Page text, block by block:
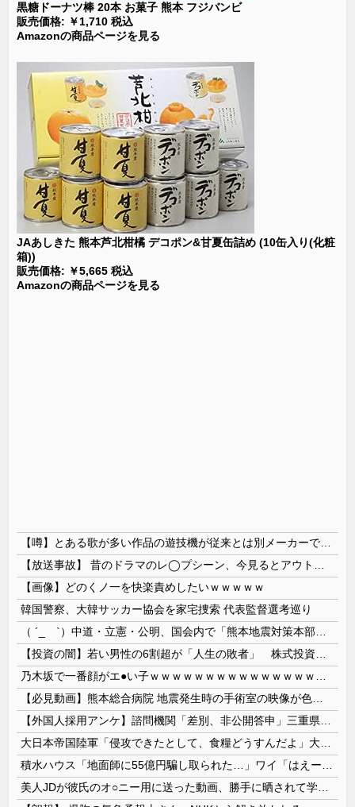
黒糖ドーナツ棒 20本 お菓子 熊本 フジバンビ
販売価格: ￥1,710 税込
Amazonの商品ページを見る
JAあしきた 熊本芦北柑橘 デコポン&甘夏缶詰め (10缶入り(化粧
箱))
販売価格: ￥5,665 税込
Amazonの商品ページを見る
【画像】どのくノ一を快楽責めしたいｗｗｗｗｗ
韓国警察、大韓サッカー協会を家宅捜索 代表監督選考巡り